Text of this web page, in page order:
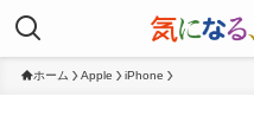
ホーム Apple iPhone